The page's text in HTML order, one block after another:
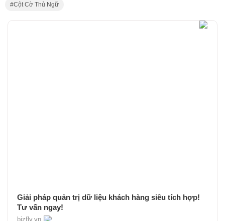
Cột Cờ Thủ Ngữ
Giải pháp quản trị dữ liệu khách hàng siêu tích hợp!
Tư vấn ngay!
bizfly.vn